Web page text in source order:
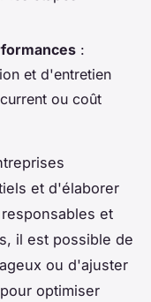
:
et d'entretien
ou coût
et d'élaborer
et
il est possible de
ou d'ajuster
pour optimiser